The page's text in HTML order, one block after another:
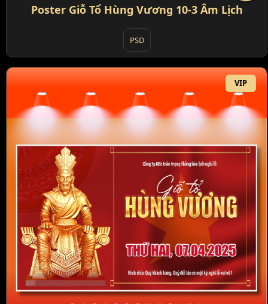
Poster Giỗ Tổ Hùng Vương 10-3 Âm Lịch
PSD
VIP